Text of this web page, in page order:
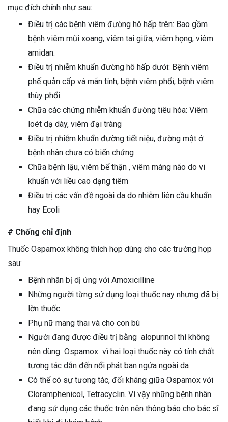
mục đích chính như sau:
Điều trị các bệnh viêm đường hô hấp trên: Bao gồm
bệnh viêm mũi xoang, viêm tai giữa, viêm họng, viêm
amidan.
Điều trị nhiễm khuẩn đường hô hấp dưới: Bệnh viêm
phế quản cấp và mãn tính, bệnh viêm phổi, bệnh viêm
thùy phổi.
Chữa các chứng nhiễm khuẩn đường tiêu hóa: Viêm
loét dạ dày, viêm đại tràng
Điều trị nhiễm khuẩn đường tiết niệu, đường mật ở
bệnh nhân chưa có biến chứng
Chữa bệnh lậu, viêm bể thận , viêm màng não do vi
khuẩn với liều cao dạng tiêm
Điều trị các vấn đề ngoài da do nhiễm liên cầu khuẩn
hay Ecoli
# Chống chỉ định
Thuốc Ospamox không thích hợp dùng cho các trường hợp
sau:
Bệnh nhân bị dị ứng với Amoxicilline
Những người từng sử dụng loại thuốc nay nhưng đã bị
lờn thuốc
Phụ nữ mang thai và cho con bú
Người đang được điều trị bằng alopurinol thì không
nên dùng Ospamox vì hai loại thuốc này có tính chất
tương tác dẫn đến nổi phát ban ngứa ngoài da
Có thể có sự tương tác, đối kháng giữa Ospamox với
Cloramphenicol, Tetracyclin. Vì vậy những bệnh nhân
đang sử dụng các thuốc trên nên thông báo cho bác sĩ